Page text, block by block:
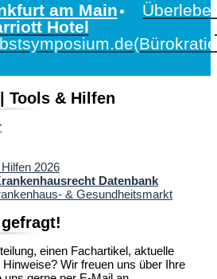
am Main
Hotel
Tools & Hilfen
2026
Datenbank
& Gesundheitsmarkt
einen Fachartikel, aktuelle
Wir freuen uns über Ihre